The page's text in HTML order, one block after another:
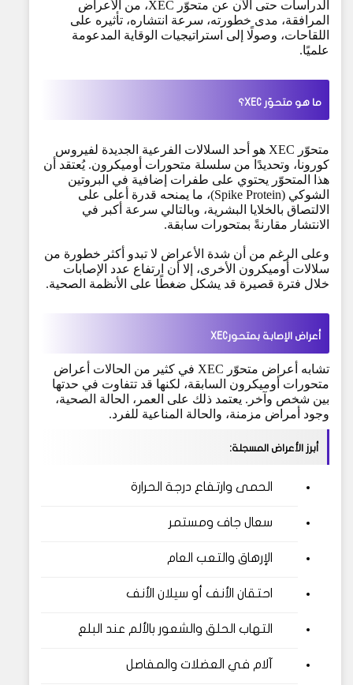
الدراسات حتى الآن عن متحوّر XEC، من الأعراض
المرافقة، مدى خطورته، سرعة انتشاره، تأثيره على
اللقاحات، وصولًا إلى استراتيجيات الوقاية المدعومة
علميًا.
ما هو متحوّر XEC؟
متحوّر XEC هو أحد السلالات الفرعية الجديدة لفيروس
كورونا، وتحديدًا من سلسلة متحورات أوميكرون. يُعتقد أن
هذا المتحوّر يحتوي على طفرات إضافية في البروتين
الشوكي (Spike Protein)، ما يمنحه قدرة أعلى على
الالتصاق بالخلايا البشرية، وبالتالي سرعة أكبر في
الانتشار مقارنةً بمتحورات سابقة.
وعلى الرغم من أن شدة الأعراض لا تبدو أكثر خطورة من
سلالات أوميكرون الأخرى، إلا أن ارتفاع عدد الإصابات
خلال فترة قصيرة قد يشكل ضغطًا على الأنظمة الصحية.
أعراض الإصابة بمتحورXEC
تشابه أعراض متحوّر XEC في كثير من الحالات أعراض
متحورات أوميكرون السابقة، لكنها قد تتفاوت في حدتها
بين شخص وآخر. يعتمد ذلك على العمر، الحالة الصحية،
وجود أمراض مزمنة، والحالة المناعية للفرد.
أبرز الأعراض المسجلة:
الحمى وارتفاع درجة الحرارة
سعال جاف ومستمر
الإرهاق والتعب العام
احتقان الأنف أو سيلان الأنف
التهاب الحلق والشعور بالألم عند البلع
آلام في العضلات والمفاصل